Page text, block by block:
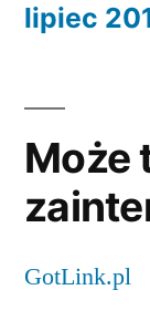
lipiec
Może
GotLink.pl